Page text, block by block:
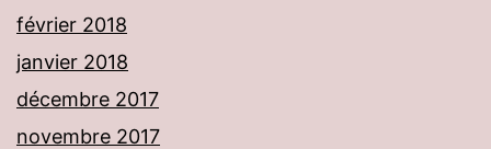
février 2018
janvier 2018
décembre 2017
novembre 2017